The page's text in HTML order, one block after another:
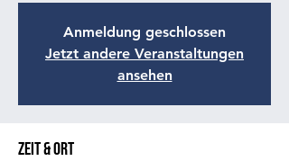
Anmeldung geschlossen
Jetzt andere Veranstaltungen
ansehen
Zeit & Ort